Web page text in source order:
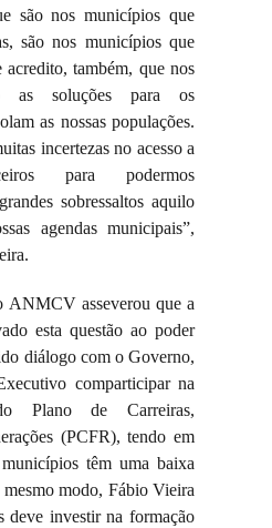
são nos municípios que
são nos municípios que
acredito, também, que nos
as soluções para os
as nossas populações.
incertezas no acesso a
para podermos
sobressaltos aquilo
agendas municipais”,
ANMCV asseverou que a
esta questão ao poder
diálogo com o Governo,
comparticipar na
Plano de Carreiras,
(PCFR), tendo em
têm uma baixa
modo, Fábio Vieira
deve investir na formação